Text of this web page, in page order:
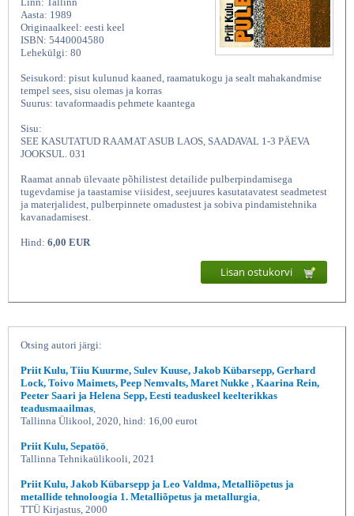
Pulberpinded, Priit Kulu, Valgus
Aasta: 1989
Originaalkeel: eesti keel
ISBN: 5440004580
Lehekülgi: 80
Seisukord: pisut kulunud kaaned, raamatukogu ja sealt mahakandmise
tempel sees, sisu olemas ja korras
Suurus: tavaformaadis pehmete kaantega
Sisu:
SEE KASUTATUD RAAMAT ASUB LAOS, SAADAVAL 1-3 PÄEVA
JOOKSUL. 031
Raamat annab ülevaate põhilistest detailide pulberpindamisega
tugevdamise ja taastamise viisidest, seejuures kasutatavatest seadmetest
ja materjalidest, pulberpinnete omadustest ja sobiva pindamistehnika
kavanadamisest.
Hind: 6,00 EUR
Lisan ostukorvi
Otsing autori järgi:
Priit Kulu, Tiiu Kuurme, Sulev Kuuse, Jakob Kübarsepp, Gerhard
Lock, Toivo Maimets, Peep Nemvalts, Maret Nukke , Kaarina Rein,
Peeter Saari ja Helena Sepp, Eesti teaduskeel keelterikkas
teadusmaailmas
Tallinna Ülikool, 2020, hind: 16,00 eurot
Priit Kulu, Sepatöö
Tallinna Tehnikaülikooli, 2021
Priit Kulu, Jakob Kübarsepp ja Leo Valdma, Metalliõpetus ja
metallide tehnoloogia 1. Metalliõpetus ja metallurgia
TTÜ Kirjastus, 2000